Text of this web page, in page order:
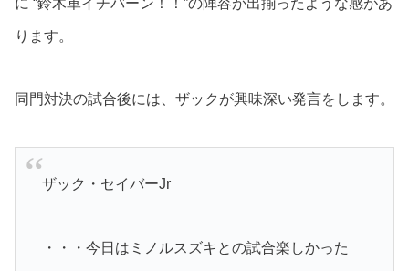
ります。
同門対決の試合後には、ザックが興味深い発言をします。
ザック・セイバーJr
・・・今日はミノルスズキとの試合楽しかった